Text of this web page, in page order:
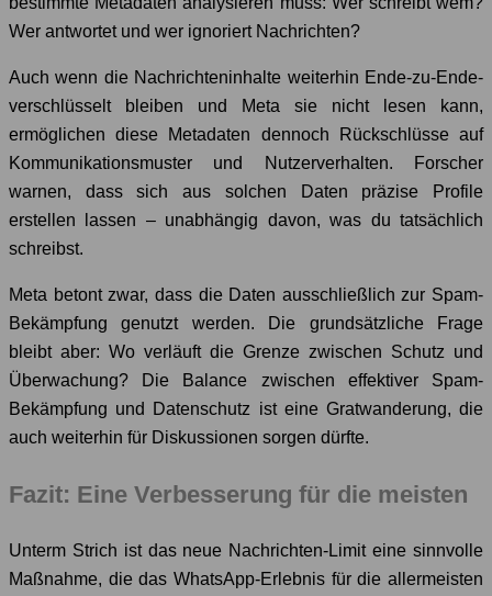
Wer antwortet und wer ignoriert Nachrichten?
Auch wenn die Nachrichteninhalte weiterhin Ende-zu-Ende-
verschlüsselt bleiben und Meta sie nicht lesen kann,
ermöglichen diese Metadaten dennoch Rückschlüsse auf
Kommunikationsmuster und Nutzerverhalten. Forscher
warnen, dass sich aus solchen Daten präzise Profile
erstellen lassen – unabhängig davon, was du tatsächlich
schreibst.
Meta betont zwar, dass die Daten ausschließlich zur Spam-
Bekämpfung genutzt werden. Die grundsätzliche Frage
bleibt aber: Wo verläuft die Grenze zwischen Schutz und
Überwachung? Die Balance zwischen effektiver Spam-
Bekämpfung und Datenschutz ist eine Gratwanderung, die
auch weiterhin für Diskussionen sorgen dürfte.
Fazit: Eine Verbesserung für die meisten
Unterm Strich ist das neue Nachrichten-Limit eine sinnvolle
Maßnahme, die das WhatsApp-Erlebnis für die allermeisten